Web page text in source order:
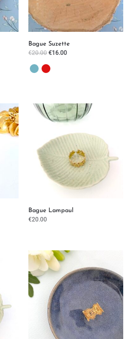
Bague Suzette
€20.00 €16.00
Bague Lampaul
€20.00